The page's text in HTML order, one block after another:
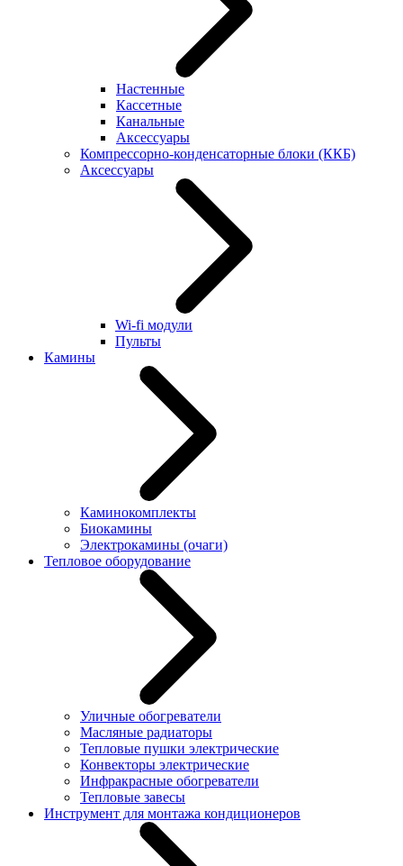
Настенные
Кассетные
Канальные
Аксессуары
Компрессорно-конденсаторные блоки (ККБ)
Аксессуары
Wi-fi модули
Пульты
Камины
Каминокомплекты
Биокамины
Электрокамины (очаги)
Тепловое оборудование
Уличные обогреватели
Масляные радиаторы
Тепловые пушки электрические
Конвекторы электрические
Инфракрасные обогреватели
Тепловые завесы
Инструмент для монтажа кондиционеров